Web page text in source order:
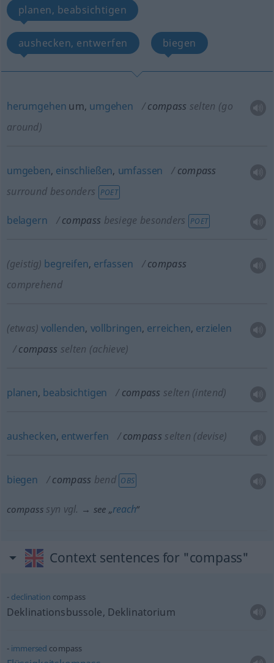
planen, beabsichtigen
aushecken, entwerfen biegen
herumgehen um, umgehen compass selten (go
around)
umgeben, einschließen, umfassen
compass
surround besonders POET
belagern compass besiege besonders POET
(geistig) begreifen, erfassen
compass
comprehend
(etwas) vollenden, vollbringen, erreichen, erzielen
compass selten (achieve)
planen, beabsichtigen compass selten (intend)
aushecken, entwerfen compass selten (devise)
biegen compass bend OBS
compass syn vgl. → see „reach“
Context sentences for "compass"
declination compass
Deklinationsbussole, Deklinatorium
immersed compass